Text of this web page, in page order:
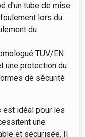
d'un tube de mise
lors du
du
TÜV/EN
une protection du
de sécurité
est idéal pour les
une
et sécurisée. Il